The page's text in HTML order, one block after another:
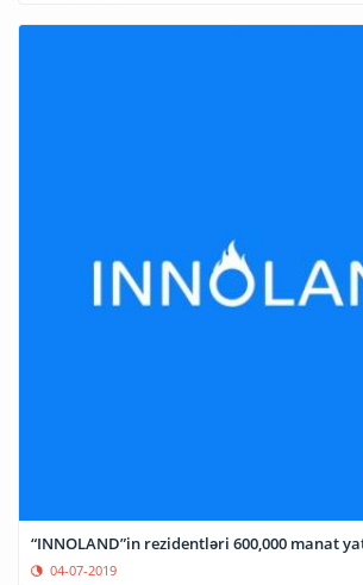
“INNOLAND”in rezidentləri 600,000 manat
04-07-2019